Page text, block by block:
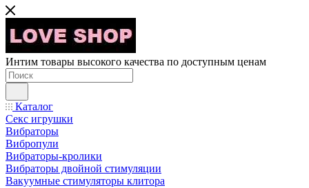
Интим товары высокого качества по доступным ценам
Каталог
Секс игрушки
Вибраторы
Вибропули
Вибраторы-кролики
Вибраторы двойной стимуляции
Вакуумные стимуляторы клитора